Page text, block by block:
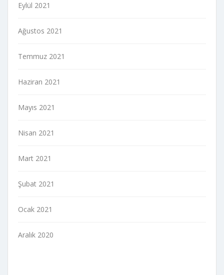
Eylül 2021
Ağustos 2021
Temmuz 2021
Haziran 2021
Mayıs 2021
Nisan 2021
Mart 2021
Şubat 2021
Ocak 2021
Aralık 2020